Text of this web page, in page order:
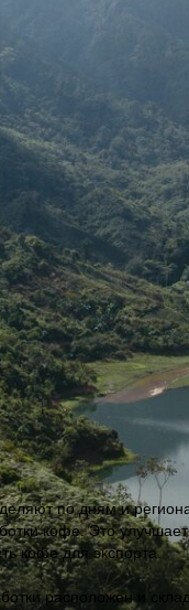
по дням и
кофе. Это улучшает
кофе для экспорта.
расположен и